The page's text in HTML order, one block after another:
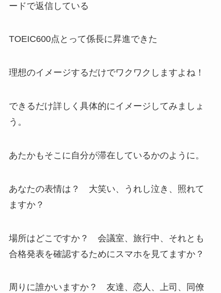
ードで返信している
TOEIC600点とって係長に昇進できた
理想のイメージするだけでワクワクしますよね！
できるだけ詳しく具体的にイメージしてみましょ
う。
あたかもそこに自分が滞在しているかのように。
あなたの表情は？ 大笑い、うれし泣き、照れて
ますか？
場所はどこですか？ 会議室、旅行中、それとも
合格発表を確認するためにスマホを見てますか？
周りに誰かいますか？ 友達、恋人、上司、同僚